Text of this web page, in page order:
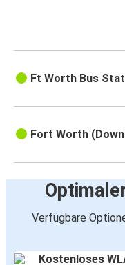
Ft Worth Bus
Fort Worth
Verfügbare
Kostenloses